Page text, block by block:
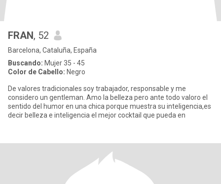
FRAN, 52
Barcelona, Cataluña, España
Buscando: Mujer 35 - 45
Color de Cabello: Negro
De valores tradicionales soy trabajador, responsable y me
considero un gentleman. Amo la belleza pero ante todo valoro el
sentido del humor en una chica porque muestra su inteligencia,es
decir belleza e inteligencia el mejor cocktail que pueda en